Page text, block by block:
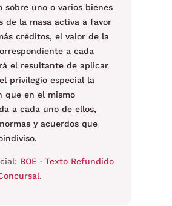
sobre uno o varios bienes
de la masa activa a favor
créditos, el valor de la
a cada
el resultante de aplicar
privilegio especial la
que en el mismo
a cada uno de ellos,
y acuerdos que
BOE · Texto Refundido
.